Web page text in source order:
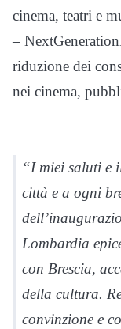
cinema, teatri e
–
riduzione dei
nei cinema,
“I miei saluti e
città e a ogni
Lombardia
con Brescia,
della cultura.
convinzione e